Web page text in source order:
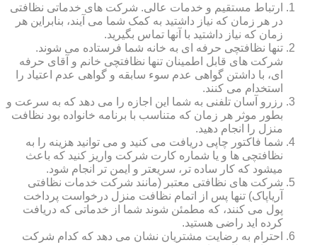
ارتباط مستقیم و خدمات عالی. شرکت های خدماتی نظافتی
در هر زمان که نیاز داشتید به کمک شما می آیند، بنابراین هر
زمان که نیاز داشتید با آنها تماس بگیرید.
تنها نظافتچی حرفه ای به خانه شما فرستاده می شوند.
شرکت های قابل اطمینان تنها نظافتچی خانم و آقای حرفه
ای، با داشتن گواهی عدم سوء سابقه و گواهی عدم اعتیاد را
استخدام می کنند.
رزرو آسان تلفنی به شما این اجازه را می دهد که به سرعت و
بطور موثر هر زمان که متناسب با برنامه خانواده بود نظافت
منزل را انجام دهید.
شما فاکتور چاپی دریافت می کنید و می توانید هزینه را به
نظافتچی ها و یا شماره کارت شرکت واریز کنید که باعث
میشود که کار ساده تر، سریعتر و ایمن تر انجام شود.
شرکت های نظافتی معتبر (مانند شرکت خدمات نظافتی
آریاپاک) تنها پس از اتمام نظافت منزل درخواست پرداخت
پول می کنند، که مطمئن شوند شما از خدماتی که دریافت
کرده اید راضی هستید.
احترام به رضایت مشتریان نشان می دهد که کدام شرکت